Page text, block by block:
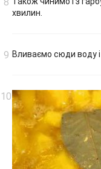
хвилин.
Вливаємо сюди воду